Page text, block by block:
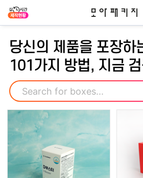
모아패
당신의 제품을 포장하
101가지 방법, 지금